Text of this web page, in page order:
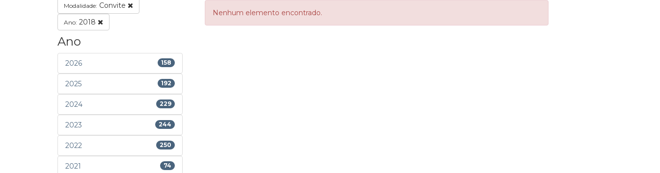
Modalidade: Convite
Ano: 2018
Ano
2026 158
2025 192
2024 229
2023 244
2022 250
2021 74
Nenhum elemento encontrado.